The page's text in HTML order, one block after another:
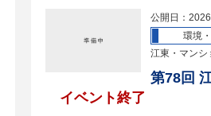
公開日：
環境
江東・マンシ
第78回
イベント終了